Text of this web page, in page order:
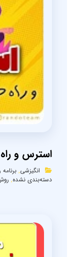
استرس و
انگیزشی,
دسته‌بندی نشده,